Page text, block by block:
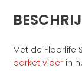
Met de Floorlife
parket vloer in